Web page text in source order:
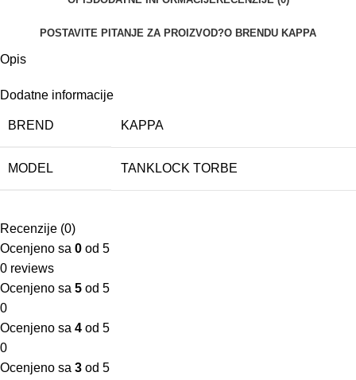
POSTAVITE PITANJE ZA PROIZVOD?O BRENDU KAPPA
Opis
Dodatne informacije
BREND KAPPA
MODEL TANKLOCK TORBE
Recenzije (0)
Ocenjeno sa 0 od 5
0 reviews
Ocenjeno sa 5 od 5
0
Ocenjeno sa 4 od 5
0
Ocenjeno sa 3 od 5